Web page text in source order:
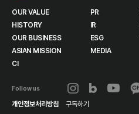
OUR VALUE
HISTORY
OUR BUSINESS
ASIAN MISSION
CI
PR
IR
ESG
MEDIA
Follow us
개인정보처리방침 구독하기